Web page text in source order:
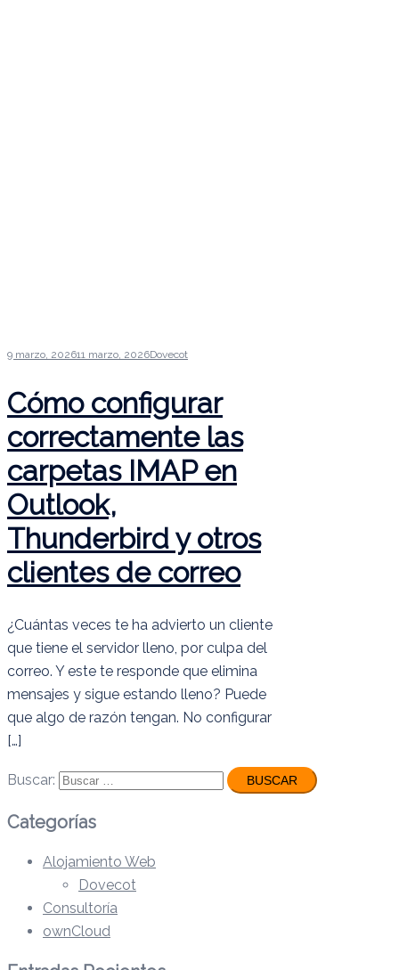
9 marzo, 202611 marzo, 2026Dovecot
Cómo configurar
correctamente las
carpetas IMAP en
Outlook,
Thunderbird y otros
clientes de correo
¿Cuántas veces te ha advierto un cliente
que tiene el servidor lleno, por culpa del
correo. Y este te responde que elimina
mensajes y sigue estando lleno? Puede
que algo de razón tengan. No configurar
[…]
Buscar:
Categorías
Alojamiento Web
Dovecot
Consultoría
ownCloud